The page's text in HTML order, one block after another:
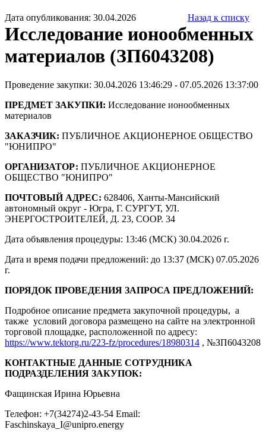
Дата опубликования: 30.04.2026 Назад к списку
Исследование ионообменных
материалов (ЗП6043208)
Проведение закупки: 30.04.2026 13:46:29 - 07.05.2026 13:37:00
ПРЕДМЕТ ЗАКУПКИ: Исследование ионообменных
материалов
ЗАКАЗЧИК: ПУБЛИЧНОЕ АКЦИОНЕРНОЕ ОБЩЕСТВО
"ЮНИПРО"
ОРГАНИЗАТОР: ПУБЛИЧНОЕ АКЦИОНЕРНОЕ
ОБЩЕСТВО "ЮНИПРО"
ПОЧТОВЫЙ АДРЕС: 628406, Ханты-Мансийский
автономный округ - Югра, Г. СУРГУТ, УЛ.
ЭНЕРГОСТРОИТЕЛЕЙ, Д. 23, СООР. 34
Дата объявления процедуры: 13:46 (МСК) 30.04.2026 г.
Дата и время подачи предложений: до 13:37 (МСК) 07.05.2026
г.
ПОРЯДОК ПРОВЕДЕНИЯ ЗАПРОСА ПРЕДЛОЖЕНИЙ:
Подробное описание предмета закупочной процедуры, а
также условий договора размещено на сайте на электронной
торговой площадке, расположенной по адресу:
https://www.tektorg.ru/223-fz/procedures/18980314 , №ЗП6043208
КОНТАКТНЫЕ ДАННЫЕ СОТРУДНИКА
ПОДРАЗДЕЛЕНИЯ ЗАКУПОК:
Фащинская Ирина Юрьевна
Телефон: +7(34274)2-43-54 Email:
Faschinskaya_I@unipro.energy